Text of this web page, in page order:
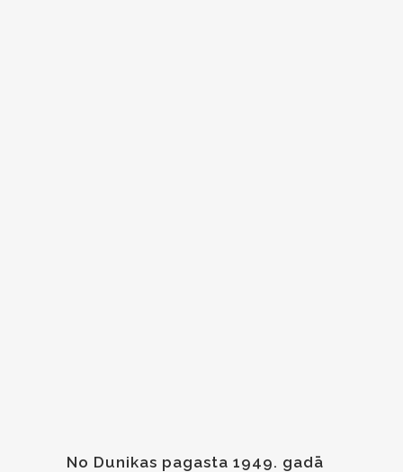
No Dunikas pagasta 1949. gadā